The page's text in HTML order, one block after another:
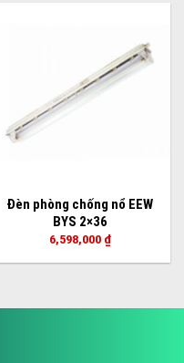
Đèn phòng chống nổ EEW
BYS 2×36
6,598,000 ₫